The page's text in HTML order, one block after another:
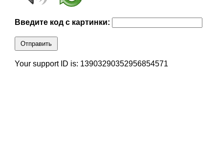
Введите код с картинки:
Отправить
Your support ID is: 13903290352956854571